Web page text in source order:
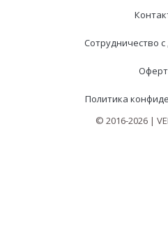
Сотрудничество
Политика
© 2016-2026 |